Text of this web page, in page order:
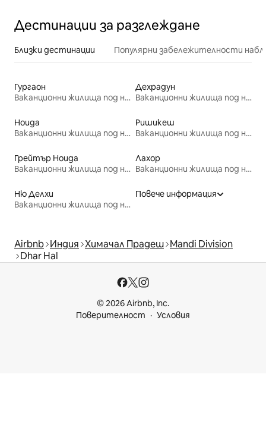
Дестинации за разглеждане
Близки дестинации Популярни забележителности
Гургаон
Ваканционни жилища под наем
Дехрадун
Ваканционни жилища под наем
Ноида
Ваканционни жилища под наем
Ришикеш
Ваканционни жилища под наем
Грейтър Ноида
Ваканционни жилища под наем
Лахор
Ваканционни жилища под наем
Ню Делхи
Ваканционни жилища под наем
Повече информация
Airbnb Индия Химачал Прадеш Mandi Division
Dhar Hal
© 2026 Airbnb, Inc.
Поверителност
Условия